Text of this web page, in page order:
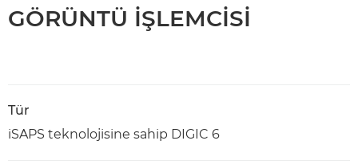
GÖRÜNTÜ İŞLEMCİSİ
Tür
iSAPS teknolojisine sahip DIGIC 6